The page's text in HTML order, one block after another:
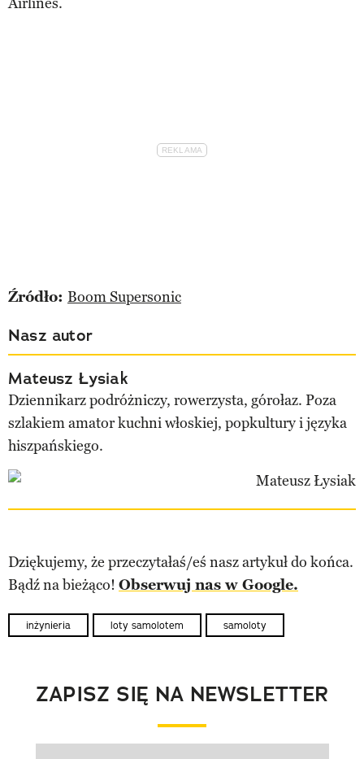
Źródło: Boom Supersonic
Nasz autor
Mateusz Łysiak
Dziennikarz podróżniczy, rowerzysta, górołaz. Poza
szlakiem amator kuchni włoskiej, popkultury i języka
hiszpańskiego.
Dziękujemy, że przeczytałaś/eś nasz artykuł do końca.
Bądź na bieżąco! Obserwuj nas w Google.
inżynieria loty samolotem samoloty
ZAPISZ SIĘ NA NEWSLETTER